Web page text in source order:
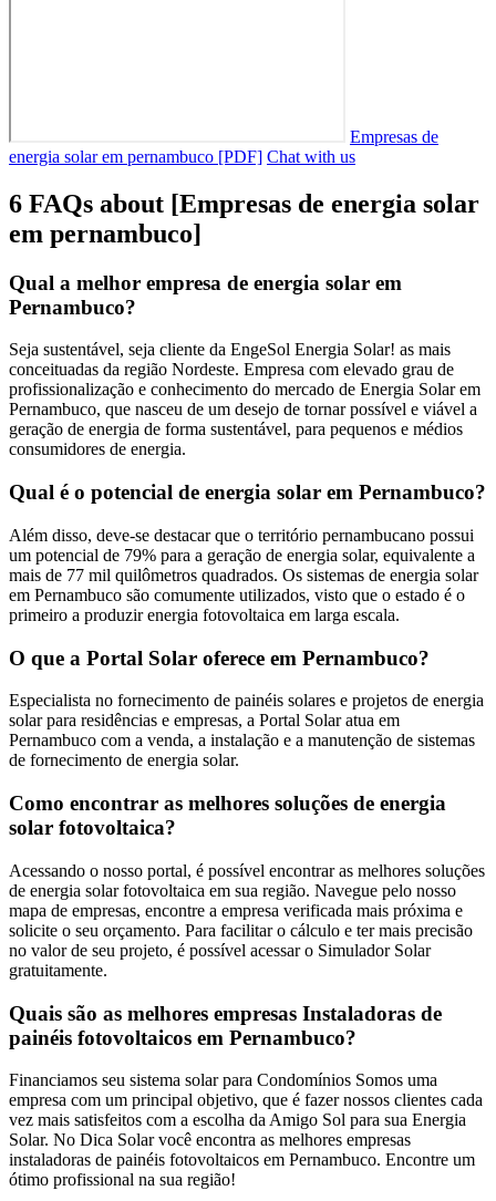
Empresas de
energia solar em pernambuco [PDF] Chat with us
6 FAQs about [Empresas de energia solar
em pernambuco]
Qual a melhor empresa de energia solar em
Pernambuco?
Seja sustentável, seja cliente da EngeSol Energia Solar! as mais
conceituadas da região Nordeste. Empresa com elevado grau de
profissionalização e conhecimento do mercado de Energia Solar em
Pernambuco, que nasceu de um desejo de tornar possível e viável a
geração de energia de forma sustentável, para pequenos e médios
consumidores de energia.
Qual é o potencial de energia solar em Pernambuco?
Além disso, deve-se destacar que o território pernambucano possui
um potencial de 79% para a geração de energia solar, equivalente a
mais de 77 mil quilômetros quadrados. Os sistemas de energia solar
em Pernambuco são comumente utilizados, visto que o estado é o
primeiro a produzir energia fotovoltaica em larga escala.
O que a Portal Solar oferece em Pernambuco?
Especialista no fornecimento de painéis solares e projetos de energia
solar para residências e empresas, a Portal Solar atua em
Pernambuco com a venda, a instalação e a manutenção de sistemas
de fornecimento de energia solar.
Como encontrar as melhores soluções de energia
solar fotovoltaica?
Acessando o nosso portal, é possível encontrar as melhores soluções
de energia solar fotovoltaica em sua região. Navegue pelo nosso
mapa de empresas, encontre a empresa verificada mais próxima e
solicite o seu orçamento. Para facilitar o cálculo e ter mais precisão
no valor de seu projeto, é possível acessar o Simulador Solar
gratuitamente.
Quais são as melhores empresas Instaladoras de
painéis fotovoltaicos em Pernambuco?
Financiamos seu sistema solar para Condomínios Somos uma
empresa com um principal objetivo, que é fazer nossos clientes cada
vez mais satisfeitos com a escolha da Amigo Sol para sua Energia
Solar. No Dica Solar você encontra as melhores empresas
instaladoras de painéis fotovoltaicos em Pernambuco. Encontre um
ótimo profissional na sua região!